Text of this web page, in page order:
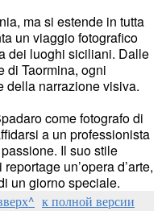
ma si estende in tutta
un viaggio fotografico
dei luoghi siciliani. Dalle
di Taormina, ogni
della narrazione visiva.
come fotografo di
a un professionista
Il suo stile
un’opera d’arte,
un giorno speciale.
к полной версии